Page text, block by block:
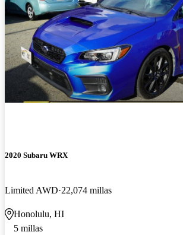
2020 Subaru WRX
Limited AWD 22,074 millas
Honolulu, HI
5 millas